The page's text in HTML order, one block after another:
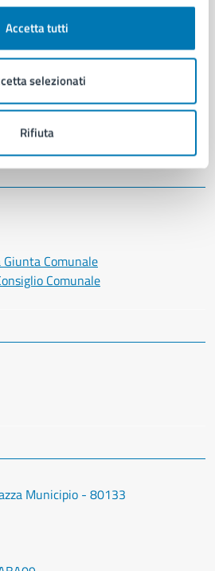
Accetta tutti
selezionati
Rifiuta
Comunale
Comunale
Municipio - 80133